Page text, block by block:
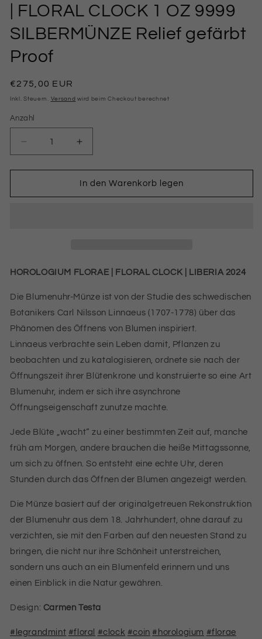
| FLORAL CLOCK 1 OZ 9999
SILBERMÜNZE Relief gefärbt
Proof
Normaler
Preis
€275,00 EUR
Inkl. Steuern. Versand wird beim Checkout berechnet
Anzahl
Anzahl
Verringere
die
Menge
HOROLOGIUM
1
9999
SILBERMÜNZE
Relief
gefärbt
Proof
Erhöhe
die
Menge
für
HOROLOGIUM
1
9999
SILBERMÜNZE
Relief
gefärbt
Proof
In den Warenkorb legen
HOROLOGIUM FLORAE FLORAL CLOCK LIBERIA 2024
Die Blumenuhr-Münze ist von der Studie des schwedischen
Botanikers Carl Nilsson Linnaeus (1707-1778) über das
Phänomen des Öffnens von Blumen inspiriert.
Linnaeus verbrachte sein Leben damit, Pflanzen zu
beobachten und zu katalogisieren, ordnete sie nach der
Öffnungszeit ihrer Blütenkrone und konstruierte so eine Art
Blumenuhr, indem er sich ihre asynchrone
Öffnungseigenschaft zunutze machte.
Jede Blüte „wacht“ zu einer bestimmten Zeit auf, manche
früh am Morgen, andere brauchen die heiße Mittagssonne,
um sich zu öffnen. So entsteht eine echte Uhr, deren
Stunden durch das Öffnen der Blumen angezeigt werden.
Die Münze basiert auf der originalgetreuen Rekonstruktion
der Blumenuhr aus dem 18. Jahrhundert, ohne darauf zu
verzichten, sie mit den Farben auf den neuesten Stand zu
bringen, die nicht nur ihre Schönheit unterstreichen,
sondern uns auch an ein Blumenfeld erinnern und uns
einen Einblick in die Natur gewähren.
Design: Carmen Testa
#legrandmint #floral #clock #coin #horologium #florae